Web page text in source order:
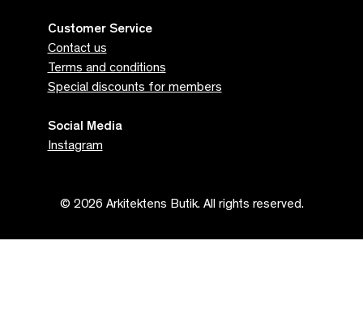
Customer Service
Contact us
Terms and conditions
Special discounts for members
Social Media
Instagram
© 2026 Arkitektens Butik. All rights reserved.